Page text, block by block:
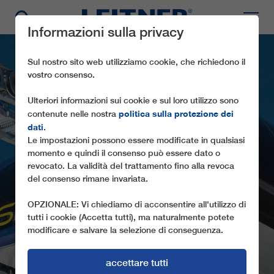
CD6C SIXPACK
Informazioni sulla privacy
Sul nostro sito web utilizziamo cookie, che richiedono il
vostro consenso.
Ulteriori informazioni sui cookie e sul loro utilizzo sono
contenute nelle nostra politica sulla protezione dei
dati.
Le impostazioni possono essere modificate in qualsiasi
momento e quindi il consenso può essere dato o
revocato. La validità del trattamento fino alla revoca
del consenso rimane invariata.
OPZIONALE: Vi chiediamo di acconsentire all'utilizzo di
tutti i cookie (Accetta tutti), ma naturalmente potete
modificare e salvare la selezione di conseguenza.
accettare tutti